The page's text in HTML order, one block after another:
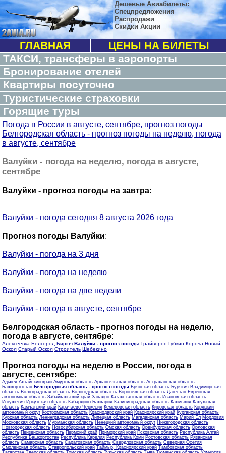
Дешевые Авиабилеты:
Спецпредложения
Распродажи
Скидки Акции
ГЛАВНАЯ
ЦЕНЫ НА БИЛЕТЫ
ТАКСИ, трансферы в аэропорты
Бронирование отелей
Квартиры посуточно
Туристические страховки
Горящие туры
Погода в России в августе, сентябре, прогноз погоды
Белгородская область - прогноз погоды на неделю, погода
в августе, сентябре
Валуйки - погода на неделю, погода в августе,
сентябре
Валуйки - прогноз погоды на завтра:
Валуйки - погода сегодня 8 августа 2026 года
Прогноз погоды Валуйки:
Валуйки - погода на 3 дня
Валуйки - погода на неделю
Валуйки - погода на две недели
Валуйки - погода в августе, сентябре
Белгородская область - прогноз погоды на неделю,
погода в августе, сентябре:
Алексеевка Белгород Бирюч Валуйки - прогноз погоды Грайворон Губкин Короча Новый
Оскол Старый Оскол Строитель Шебекино
Прогноз погоды на неделю в России, погода в
августе, сентябре:
Адыгея Алтайский край Амурская область Архангельская область Астраханская область
Башкортостан Белгородская область - прогноз погоды Брянская область Бурятия Владимирская
область Волгоградская область Вологодская область Воронежская область Дагестан Еврейская
автономная область Забайкальский край Западно-Казахстанская область Ивановская область
Ингушетия Иркутская область Кабардино-Балкария Калининградская область Калмыкия Калужская
область Камчатский край Карачаево-Черкесия Кемеровская область Кировская область Коряцкий
автономный округ Костромская область Краснодарский край Красноярский край Курганская область
Курская область Ленинградская область Липецкая область Магаданская область Марий Эл Мордовия
Московская область Мурманская область Ненецкий автономный округ Нижегородская область
Новгородская область Новосибирская область Омская область Оренбургская область Орловская
область Пензенская область Пермский край Приморский край Псковская область Республика Алтай
Республика Башкортостан Республика Карелия Республика Коми Ростовская область Рязанская
область Самарская область Саратовская область Свердловская область Северная Осетия
Смоленская область Ставропольский край Таймыр, Красноярский край Тамбовская область